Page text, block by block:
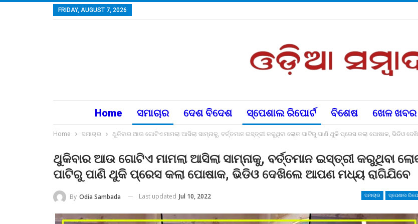
FRIDAY, AUGUST 7, 2026
Home ସମାଚାର ଦେଶ ବିଦେଶ ସ୍ପେଶାଲ ରିପୋର୍ଟ ବିଶେଷ ଖେଳ ଖବର
Home ସମାଚାର ଥୁକିବାର ଆଉ ଗୋଟିଏ ମାମଲା ଆସିଲା ସାମ୍ନାକୁ, ବର୍ତ୍ତମାନ ଇସ୍ତ୍ରୀ କରୁଥିବା ଲୋକ ପାଟିରୁ ପାଣି ଥୁକି ପ୍ରେସ କଲା ପୋଷାକ, ଭିଡିଓ
ଥୁକିବାର ଆଉ ଗୋଟିଏ ମାମଲା ଆସିଲା ସାମ୍ନାକୁ, ବର୍ତ୍ତମାନ ଇସ୍ତ୍ରୀ କରୁଥିବା
ପାଟିରୁ ପାଣି ଥୁକି ପ୍ରେସ କଲା ପୋଷାକ, ଭିଡିଓ ଦେଖିଲେ ଆପଣ ମଧ୍ୟ ରାଗିଯିବେ
ସମାଚାର ସ୍ପେଶାଲ
By Odia Sambada Last updated Jul 10, 2022